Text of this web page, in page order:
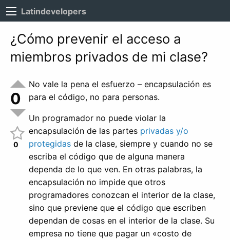
Latindevelopers
¿Cómo prevenir el acceso a
miembros privados de mi clase?
0
0
No vale la pena el esfuerzo – encapsulación es
para el código, no para personas.
Un programador no puede violar la
encapsulación de las partes privadas y/o
protegidas de la clase, siempre y cuando no se
escriba el código que de alguna manera
dependa de lo que ven. En otras palabras, la
encapsulación no impide que otros
programadores conozcan el interior de la clase,
sino que previene que el código que escriben
dependan de cosas en el interior de la clase. Su
empresa no tiene que pagar un «costo de